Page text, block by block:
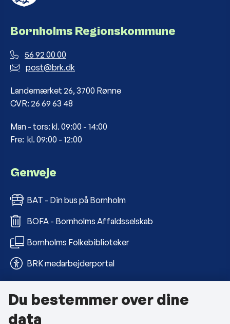
Bornholms Regionskommune
56 92 00 00
post@brk.dk
Landemærket 26, 3700 Rønne
CVR: 26 69 63 48
Man - tors: kl. 09:00 - 14:00
Fre: kl. 09:00 - 12:00
Genveje
BAT - Din bus på Bornholm
BOFA - Bornholms Affaldsselskab
Bornholms Folkebiblioteker
BRK medarbejderportal
Om kommunen
Du bestemmer over dine
data